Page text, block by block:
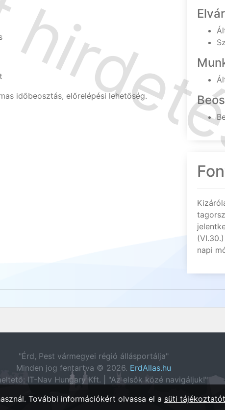
időbeosztás, előrelépési lehetőség.
napi
"Érd, Pest vármegyei régió állásportálja"
Minden jog fentartva © 2026. ErdAllas.hu
IT-Nav Hungary Kft. | "Az elsők közé navigáljuk!"
További információkért olvassa el a süti